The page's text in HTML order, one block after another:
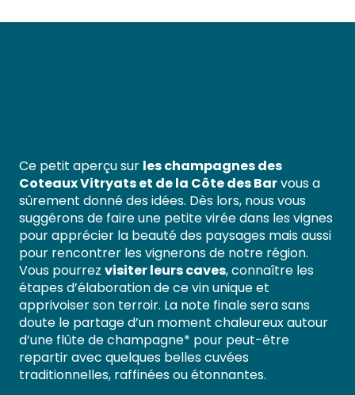
Ce petit aperçu sur les champagnes des
Coteaux Vitryats et de la Côte des Barvous a
sûrement donné des idées. Dès lors, nous vous
suggérons de faire une petite virée dans les vignes
pour apprécier la beauté des paysages mais aussi
pour rencontrer les vignerons de notre région.
Vous pourrez visiter leurs caves, connaître les
étapes d’élaboration de ce vin unique et
apprivoiser son terroir. La note finale sera sans
doute le partage d’un moment chaleureux autour
d’une flûte de champagne* pour peut-être
repartir avec quelques belles cuvées
traditionnelles, raffinées ou étonnantes.